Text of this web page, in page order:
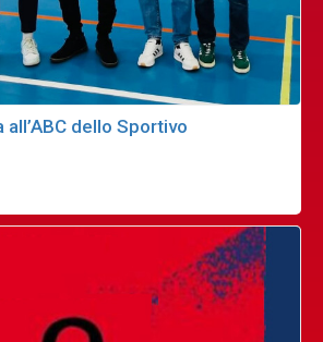
all’ABC dello Sportivo